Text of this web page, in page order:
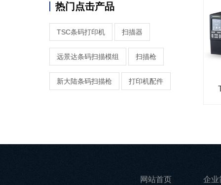
热门点击产品
TSC条码打印机 扫描器
远景达条码扫描模组 扫描枪
新大陆条码扫描枪 打印机配件
网站首页 企业